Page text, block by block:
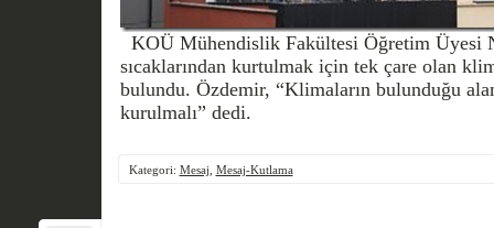
KOÜ Mühendislik Fakültesi Öğretim Üyesi
sıcaklarından kurtulmak için tek çare olan
bulundu. Özdemir, “Klimaların bulunduğu
kurulmalı” dedi.
Kategori: Mesaj Mesaj-Kutlama